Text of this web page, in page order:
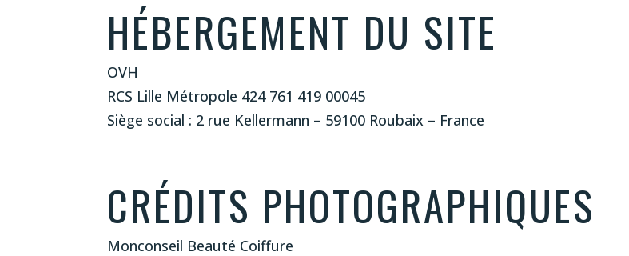
HÉBERGEMENT DU SITE
OVH
RCS Lille Métropole 424 761 419 00045
Siège social : 2 rue Kellermann – 59100 Roubaix – France
CRÉDITS PHOTOGRAPHIQUES
Monconseil Beauté Coiffure